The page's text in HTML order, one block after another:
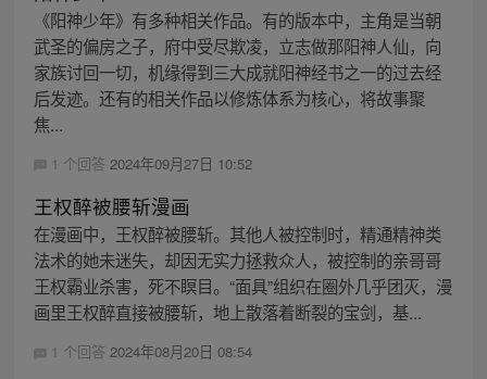
《阳神少年》有多种相关作品。有的版本中，主角是当朝
武圣的偏房之子，府中受尽欺凌，立志做那阳神人仙，向
家族讨回一切，机缘得到三大成就阳神经书之一的过去经
后发迹。还有的相关作品以修炼体系为核心，将故事聚
焦...
1 个回答 2024年09月27日 10:52
王权醉被腰斩漫画
在漫画中，王权醉被腰斩。其他人被控制时，精通精神类
法术的她未迷失，却因无实力拯救众人，被控制的亲哥哥
王权霸业杀害，死不瞑目。“面具”组织在圈外几乎团灭，漫
画里王权醉直接被腰斩，地上散落着断裂的宝剑，基...
1 个回答 2024年08月20日 08:54